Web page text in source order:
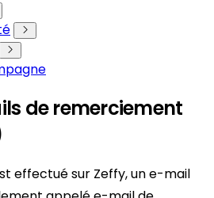
de remerciement
effectué sur Zeffy, un e-mail